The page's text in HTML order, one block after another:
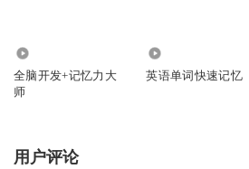
全脑开发+记忆力大
师
英语单词快速记忆
用户评论